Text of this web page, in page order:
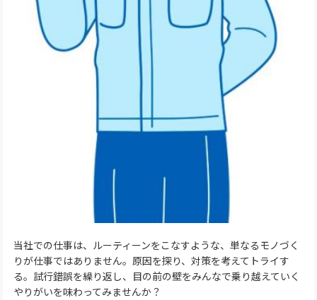
当社での仕事は、ルーティーンをこなすような、単なるモノづく
りが仕事ではありません。原因を探り、対策を考えてトライす
る。試行錯誤を繰り返し、目の前の壁をみんなで乗り越えていく
やりがいを味わってみませんか？